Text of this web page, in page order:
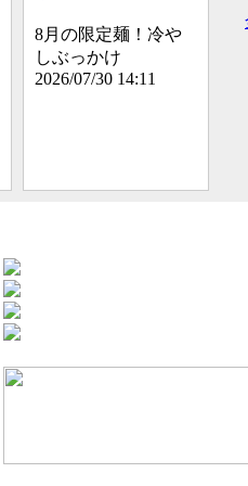
8月の限定麺！冷や
しぶっかけ
2026/07/30 14:11